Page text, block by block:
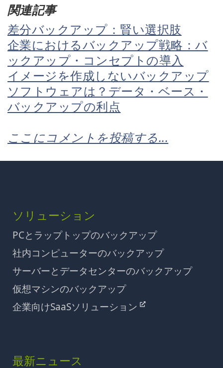
関連記事
差分バックアップ：賢い選択肢
企業におけるバックアップ戦略：バ
ックアップ・コンセプトの導入
イメージを作成しないバックアップ
ソフトウェアは？データ・ベース・
バックアップの利点
ここにコメントを投稿する...
ソリューション
PCとラップトップのバックアップ
社内コンピューターのバックアップ
サーバーとデータセンターのバックアップ
仮想マシンのバックアップ
企業向けSaaSソリューション
最新ニュース